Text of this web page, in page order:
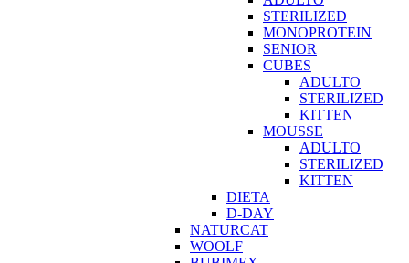
STERILIZED
MONOPROTEIN
SENIOR
CUBES
ADULTO
STERILIZED
KITTEN
MOUSSE
ADULTO
STERILIZED
KITTEN
DIETA
D-DAY
NATURCAT
WOOLF